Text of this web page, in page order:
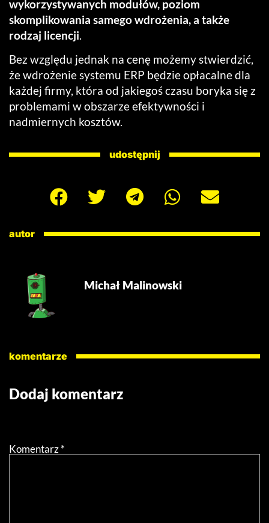
wykorzystywanych modułów, poziom
skomplikowania samego wdrożenia, a także
rodzaj licencji.
Bez względu jednak na cenę możemy stwierdzić,
że wdrożenie systemu ERP będzie opłacalne dla
każdej firmy, która od jakiegoś czasu boryka się z
problemami w obszarze efektywności i
nadmiernych kosztów.
udostępnij
autor
Michał Malinowski
komentarze
Dodaj komentarz
Komentarz*